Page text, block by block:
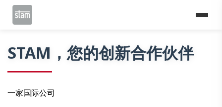
Home
STAM，您的创新合作伙伴
一家国际公司